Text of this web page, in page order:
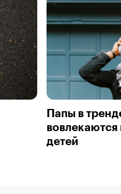
Папы в
вовлекаются
детей